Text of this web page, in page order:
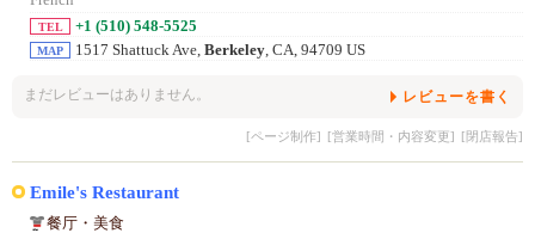
TEL +1 (510) 548-5525
MAP 1517 Shattuck Ave, Berkeley, CA, 94709 US
まだレビューはありません。 レビューを書く
[ページ制作] [営業時間・内容変更] [閉店報告]
Emile's Restaurant
餐厅・美食